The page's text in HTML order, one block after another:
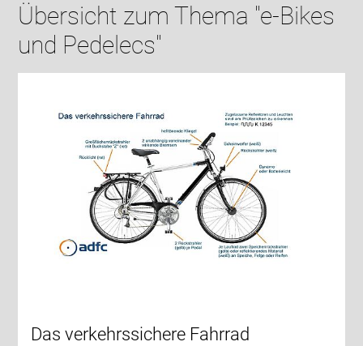
Übersicht zum Thema "e-Bikes
und Pedelecs"
Das verkehrssichere Fahrrad